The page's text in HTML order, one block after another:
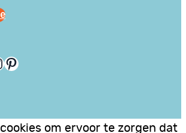
Pinterest
om ervoor te zorgen dat